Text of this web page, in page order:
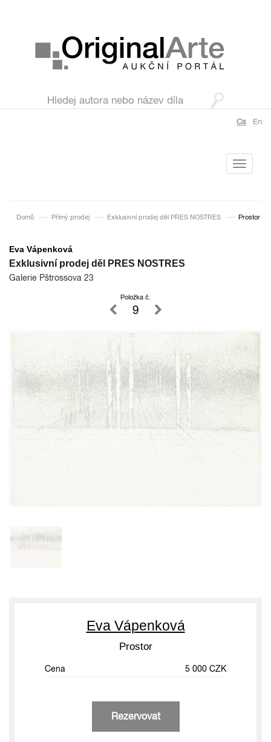
Cs En
Toggle
Domů Přímý prodej Exklusivní prodej děl PRES NOSTRES Prostor
Eva Vápenková
Exklusivní prodej děl PRES NOSTRES
Galerie Pštrossova 23
Položka č.
9
Eva Vápenková
Prostor
Cena 5 000 CZK
Rezervovat